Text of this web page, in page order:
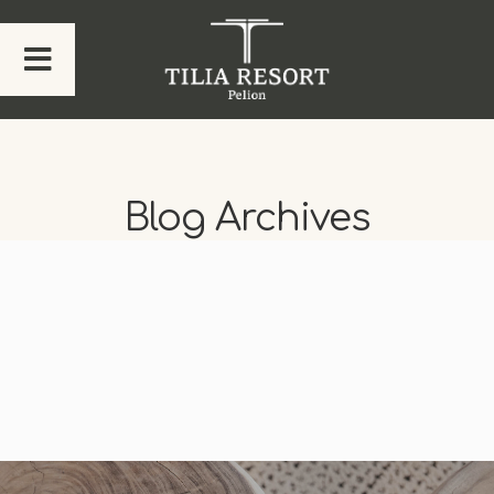
Blog Archives
Restaurant